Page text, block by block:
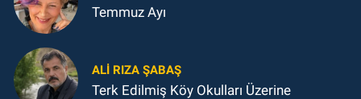
Temmuz Ayı
ALI RIZA ŞABAŞ
Terk Edilmiş Köy Okulları Üzerine